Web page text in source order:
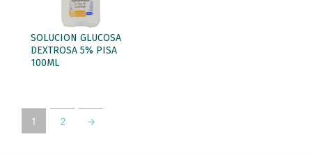
SOLUCION GLUCOSA
DEXTROSA 5% PISA
100ML
1 2 →